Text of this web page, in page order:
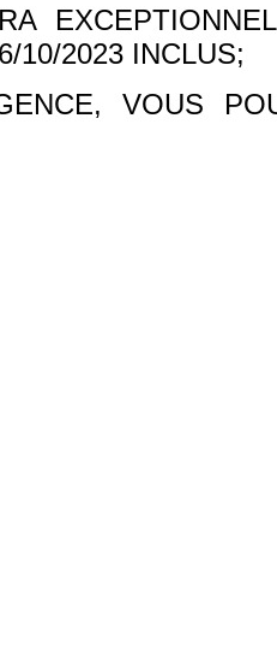
10/2023 INCLUS;
VOUS